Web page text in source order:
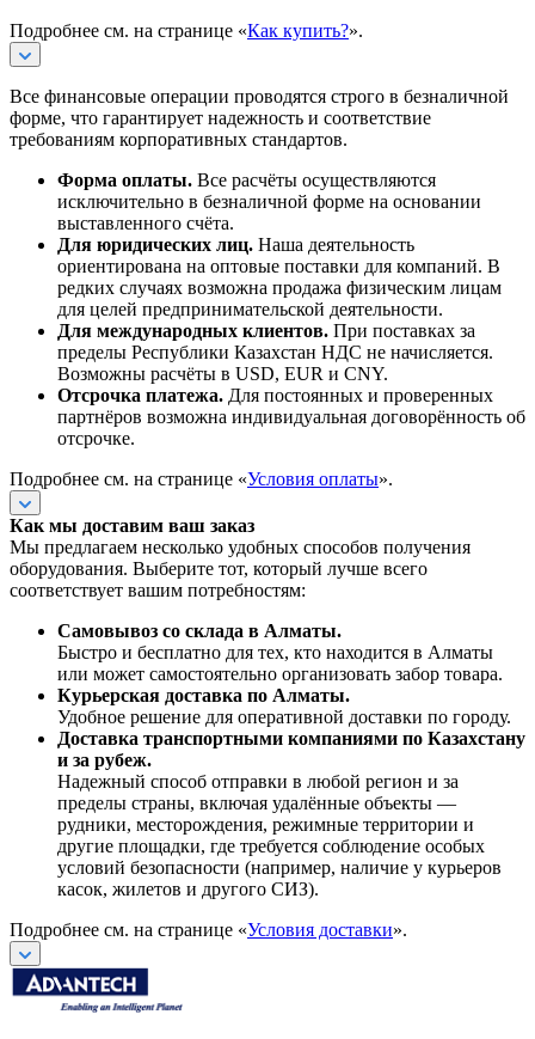
Подробнее см. на странице «Как купить?».
Все финансовые операции проводятся строго в безналичной
форме, что гарантирует надежность и соответствие
требованиям корпоративных стандартов.
Форма оплаты. Все расчёты осуществляются
исключительно в безналичной форме на основании
выставленного счёта.
Для юридических лиц. Наша деятельность
ориентирована на оптовые поставки для компаний. В
редких случаях возможна продажа физическим лицам
для целей предпринимательской деятельности.
Для международных клиентов. При поставках за
пределы Республики Казахстан НДС не начисляется.
Возможны расчёты в USD, EUR и CNY.
Отсрочка платежа. Для постоянных и проверенных
партнёров возможна индивидуальная договорённость об
отсрочке.
Подробнее см. на странице «Условия оплаты».
Как мы доставим ваш заказ
Мы предлагаем несколько удобных способов получения
оборудования. Выберите тот, который лучше всего
соответствует вашим потребностям:
Самовывоз со склада в Алматы.
Быстро и бесплатно для тех, кто находится в Алматы
или может самостоятельно организовать забор товара.
Курьерская доставка по Алматы.
Удобное решение для оперативной доставки по городу.
Доставка транспортными компаниями по Казахстану
и за рубеж.
Надежный способ отправки в любой регион и за
пределы страны, включая удалённые объекты —
рудники, месторождения, режимные территории и
другие площадки, где требуется соблюдение особых
условий безопасности (например, наличие у курьеров
касок, жилетов и другого СИЗ).
Подробнее см. на странице «Условия доставки».